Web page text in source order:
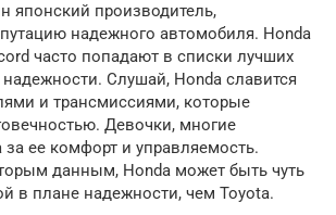
японский производитель,
надежного автомобиля. Honda
часто попадают в списки лучших
Слушай, Honda славится
и трансмиссиями, которые
Девочки, многие
ее комфорт и управляемость.
данным, Honda может быть чуть
в плане надежности, чем Toyota.